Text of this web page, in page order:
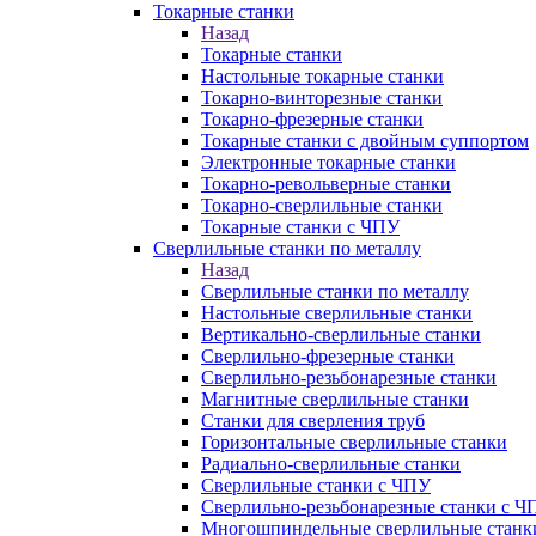
Токарные станки
Назад
Токарные станки
Настольные токарные станки
Токарно-винторезные станки
Токарно-фрезерные станки
Токарные станки с двойным суппортом
Электронные токарные станки
Токарно-револьверные станки
Токарно-сверлильные станки
Токарные станки с ЧПУ
Сверлильные станки по металлу
Назад
Сверлильные станки по металлу
Настольные сверлильные станки
Вертикально-сверлильные станки
Сверлильно-фрезерные станки
Сверлильно-резьбонарезные станки
Магнитные сверлильные станки
Станки для сверления труб
Горизонтальные сверлильные станки
Радиально-сверлильные станки
Сверлильные станки с ЧПУ
Сверлильно-резьбонарезные станки с
Многошпиндельные сверлильные